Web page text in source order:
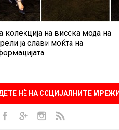
колекција на висока мода на
ја слави моќта на
НÈ НА СОЦИЈАЛНИТЕ МРЕЖИ